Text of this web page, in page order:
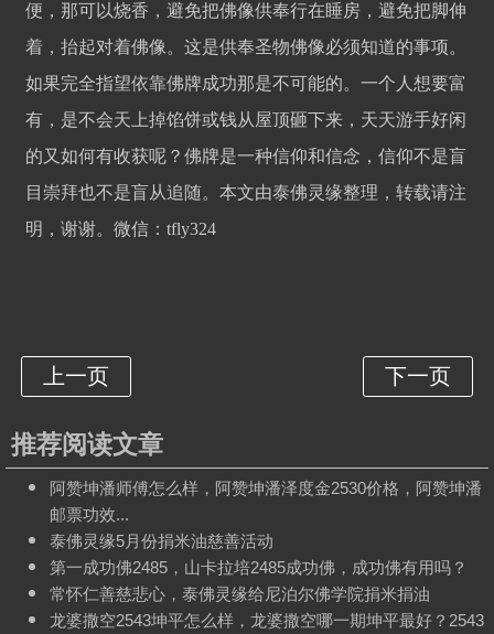
便，那可以烧香，避免把佛像供奉行在睡房，避免把脚伸
着，抬起对着佛像。这是供奉圣物佛像必须知道的事项。
如果完全指望依靠佛牌成功那是不可能的。一个人想要富
有，是不会天上掉馅饼或钱从屋顶砸下来，天天游手好闲
的又如何有收获呢？佛牌是一种信仰和信念，信仰不是盲
目崇拜也不是盲从追随。本文由泰佛灵缘整理，转载请注
明，谢谢。微信：tfly324
推荐阅读文章
阿赞坤潘师傅怎么样，阿赞坤潘泽度金2530价格，阿赞坤潘
邮票功效...
泰佛灵缘5月份捐米油慈善活动
第一成功佛2485，山卡拉培2485成功佛，成功佛有用吗？
常怀仁善慈悲心，泰佛灵缘给尼泊尔佛学院捐米捐油
龙婆撒空2543坤平怎么样，龙婆撒空哪一期坤平最好？2543